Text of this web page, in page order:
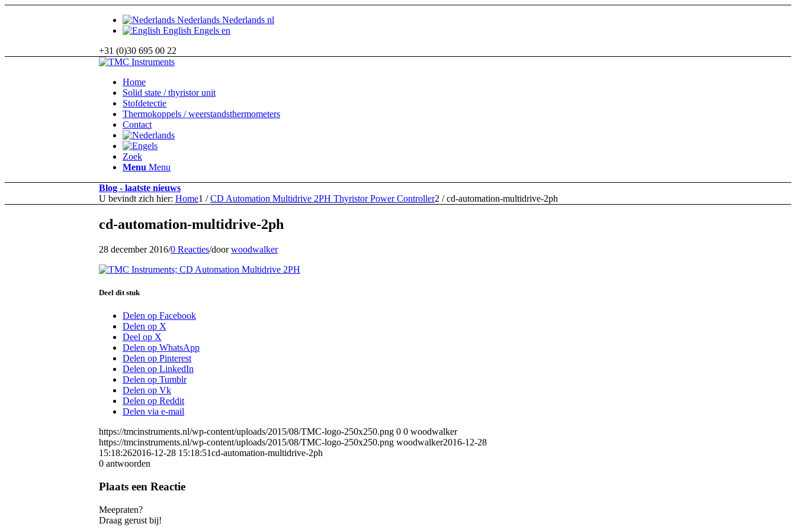
Nederlands Nederlands nl
English Engels en
+31 (0)30 695 00 22
Home
Solid state / thyristor unit
Stofdetectie
Thermokoppels / weerstandsthermometers
Contact
Zoek
Menu Menu
Blog - laatste nieuws
U bevindt zich hier: Home1 / CD Automation Multidrive 2PH Thyristor Power Controller2 / cd-automation-multidrive-2ph
cd-automation-multidrive-2ph
28 december 2016/0 Reacties/doorwoodwalker
Deel dit stuk
Delen op Facebook
Delen op X
Deel op X
Delen op WhatsApp
Delen op Pinterest
Delen op LinkedIn
Delen op Tumblr
Delen op Vk
Delen op Reddit
Delen via e-mail
https://tmcinstruments.nl/wp-content/uploads/2015/08/TMC-logo-250x250.png 0 0 woodwalker
https://tmcinstruments.nl/wp-content/uploads/2015/08/TMC-logo-250x250.png woodwalker2016-12-28
15:18:262016-12-28 15:18:51cd-automation-multidrive-2ph
0 antwoorden
Plaats een Reactie
Meepraten?
Draag gerust bij!